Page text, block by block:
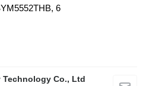
6
Technology Co., Ltd